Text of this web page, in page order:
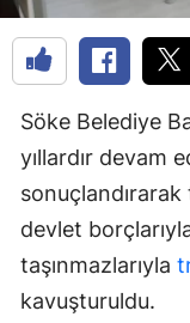
Söke Belediye
yıllardır devam
sonuçlandırarak
devlet
taşınmazlarıyla
kavuşturuldu.